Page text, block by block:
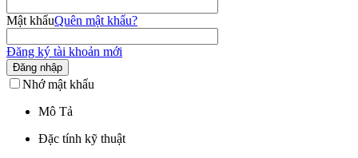
Mật khẩuQuên mật khẩu?
Đăng ký tài khoản mới
Đăng nhập
Nhớ mật khẩu
Mô Tả
Đặc tính kỹ thuật